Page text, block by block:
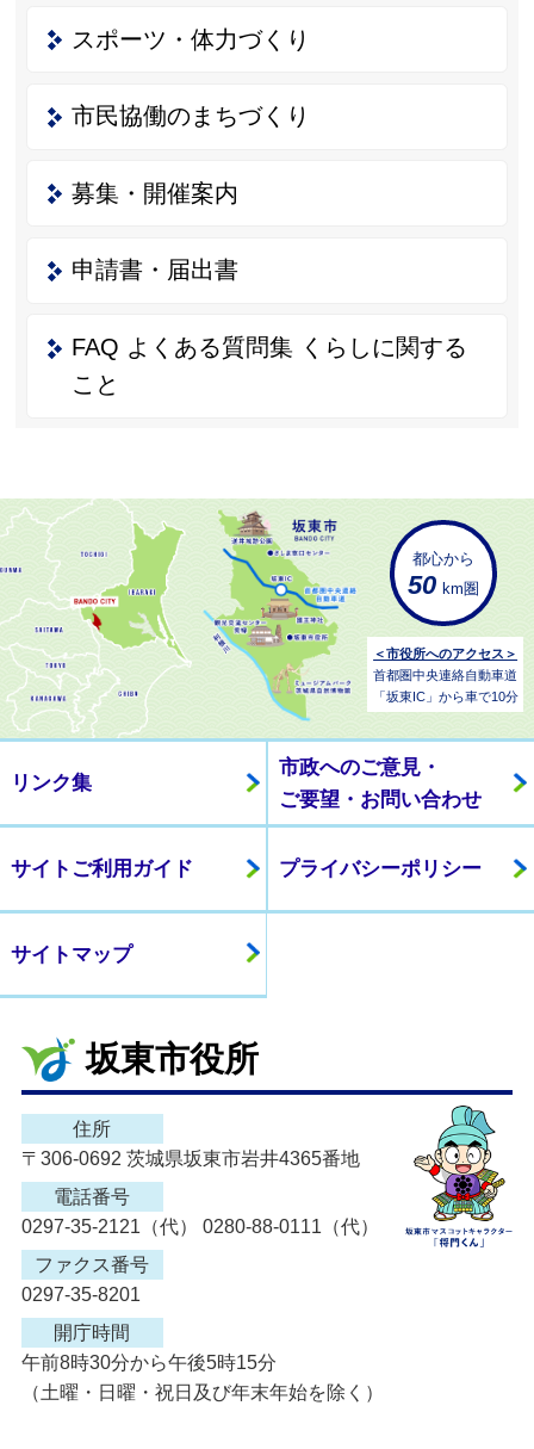
スポーツ・体力づくり
市民協働のまちづくり
募集・開催案内
申請書・届出書
FAQ よくある質問集 くらしに関する
こと
都心から
50 km圏
＜市役所へのアクセス＞
首都圏中央連絡自動車道
「坂東IC」から車で10分
リンク集
市政へのご意見・
ご要望・お問い合わせ
サイトご利用ガイド プライバシーポリシー
サイトマップ
坂東市役所
住所
〒306-0692 茨城県坂東市岩井4365番地
電話番号
0297-35-2121（代） 0280-88-0111（代）
ファクス番号
0297-35-8201
開庁時間
午前8時30分から午後5時15分
（土曜・日曜・祝日及び年末年始を除く）